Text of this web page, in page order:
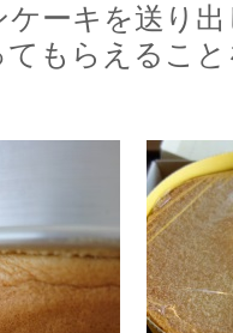
ケーキを送り
もらえるこ